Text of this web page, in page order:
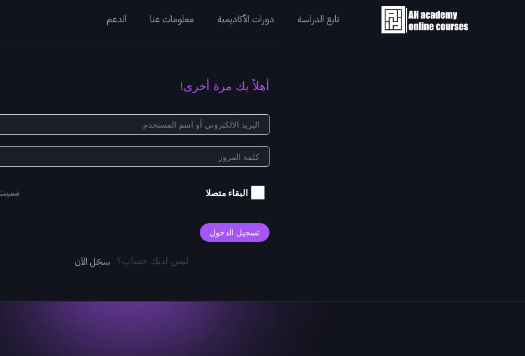
تابع الدراسة دورات الأكاديمية معلومات عنا الدعم
أهلاً بك مرة أخرى!
البقاء متصلا
تسجيل الدخول
ليس لديك حساب؟ سجّل الآن